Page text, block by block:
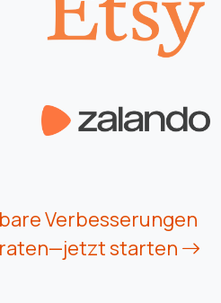
Verbesserungen
starten